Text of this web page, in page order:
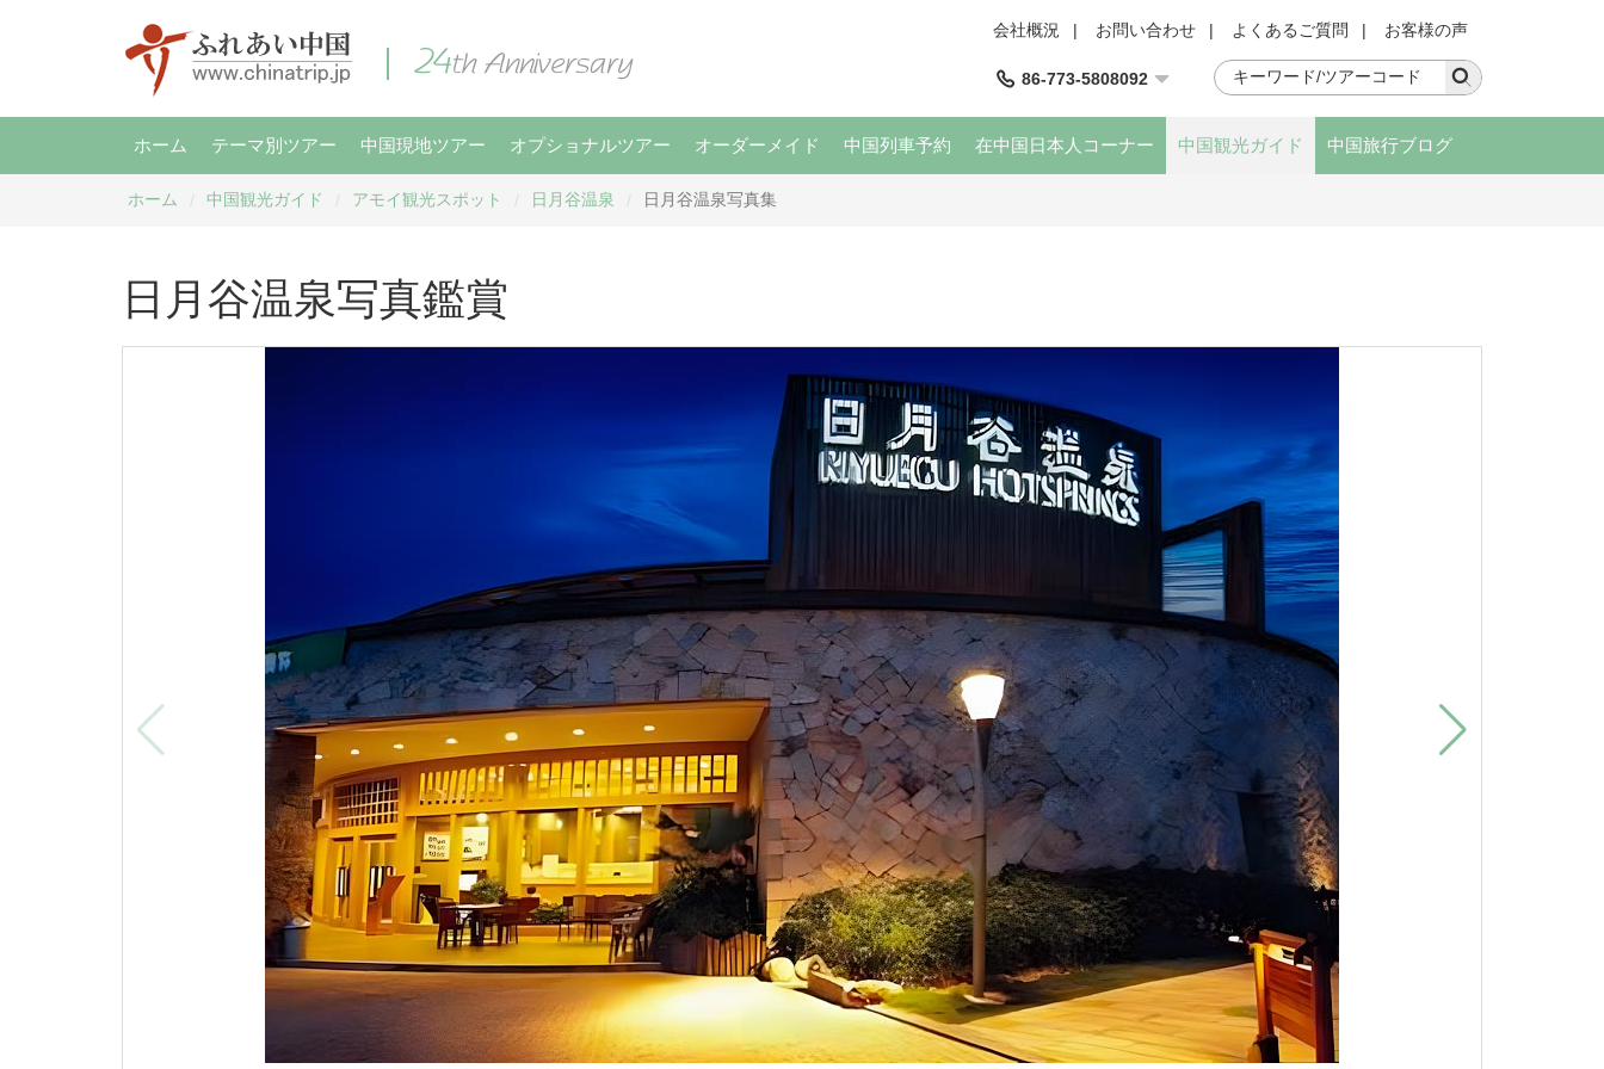
会社概況 | お問い合わせ | よくあるご質問 | お客様の声
86-773-5808092
ホーム テーマ別ツアー 中国現地ツアー オプショナルツアー オーダーメイド 中国列車予約 在中国日本人コーナー 中国観光ガイド 中国旅行ブログ
ホーム 中国観光ガイド アモイ観光スポット 日月谷温泉 日月谷温泉写真集
日月谷温泉写真鑑賞